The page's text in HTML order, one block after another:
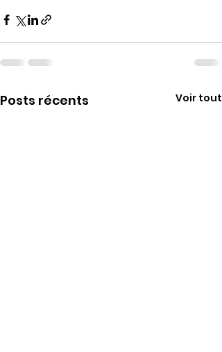
Posts récents Voir tout